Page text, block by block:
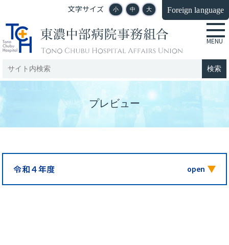
文字サイズ 小 中 大 Foreign language
プレビュー
令和４年度